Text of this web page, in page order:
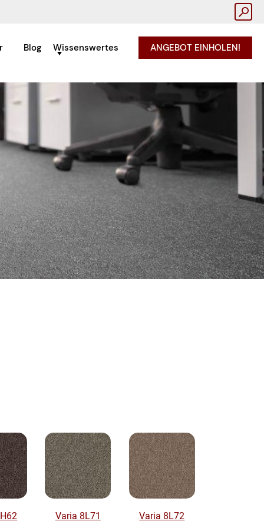
Blog Wissenswertes ANGEBOT EINHOLEN!
Varia 8L71 Varia 8L72